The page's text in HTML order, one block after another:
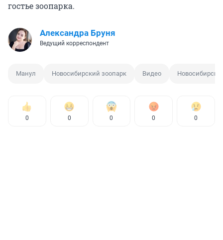
гостье зоопарка.
Александра Бруня
Ведущий корреспондент
Манул Новосибирский зоопарк Видео Новосибирск
0 0 0 0 0